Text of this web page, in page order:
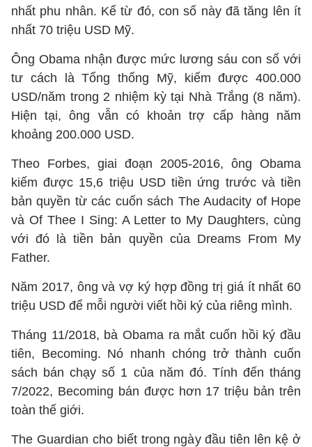
nhất phu nhân. Kể từ đó, con số này đã tăng lên ít
nhất 70 triệu USD Mỹ.
Ông Obama nhận được mức lương sáu con số với
tư cách là Tổng thống Mỹ, kiếm được 400.000
USD/năm trong 2 nhiệm kỳ tại Nhà Trắng (8 năm).
Hiện tại, ông vẫn có khoản trợ cấp hàng năm
khoảng 200.000 USD.
Theo Forbes, giai đoạn 2005-2016, ông Obama
kiếm được 15,6 triệu USD tiền ứng trước và tiền
bản quyền từ các cuốn sách The Audacity of Hope
và Of Thee I Sing: A Letter to My Daughters, cùng
với đó là tiền bản quyền của Dreams From My
Father.
Năm 2017, ông và vợ ký hợp đồng trị giá ít nhất 60
triệu USD để mỗi người viết hồi ký của riêng mình.
Tháng 11/2018, bà Obama ra mắt cuốn hồi ký đầu
tiên, Becoming. Nó nhanh chóng trở thành cuốn
sách bán chạy số 1 của năm đó. Tính đến tháng
7/2022, Becoming bán được hơn 17 triệu bản trên
toàn thế giới.
The Guardian cho biết trong ngày đầu tiên lên kệ ở